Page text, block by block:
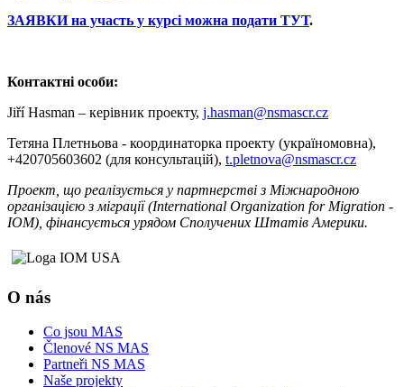
ЗАЯВКИ на участь у курсі можна подати ТУТ.
Контактні особи:
Jiří Hasman – керівник проекту, j.hasman@nsmascr.cz
Тетяна Плетньова - координаторка проекту (україномовна),
+420705603602 (для консультацій), t.pletnova@nsmascr.cz
Проект, що реалізується у партнерстві з Міжнародною
організацією з міграції (International Organization for Migration -
IОМ), фінансується урядом Сполучених Штатів Америки.
O nás
Co jsou MAS
Členové NS MAS
Partneři NS MAS
Naše projekty